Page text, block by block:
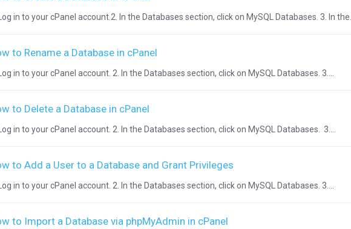
in to your cPanel account.2. In the Databases section, click on MySQL Databases. 3. In the...
to Rename a Database in cPanel
in to your cPanel account. 2. In the Databases section, click on MySQL Databases. 3....
to Delete a Database in cPanel
in to your cPanel account. 2. In the Databases section, click on MySQL Databases. 3....
to Add a User to a Database and Grant Privileges
in to your cPanel account. 2. In the Databases section, click on MySQL Databases. 3....
to Import a Database via phpMyAdmin in cPanel